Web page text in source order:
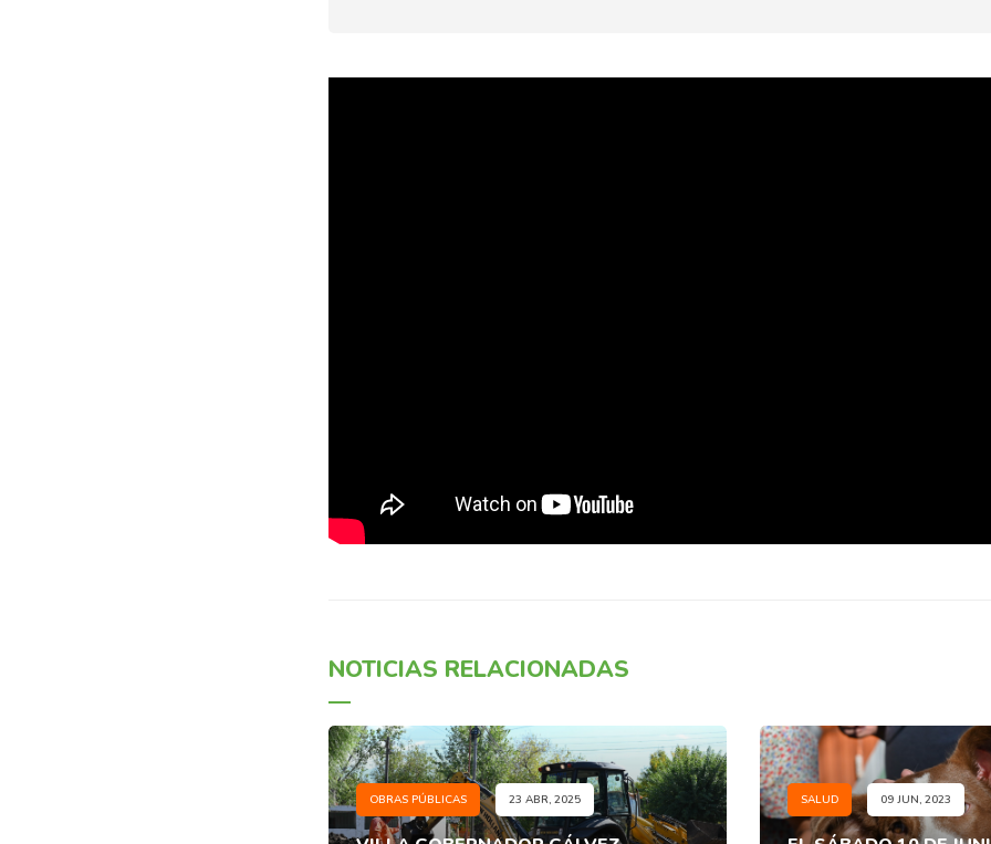
NOTICIAS RELACIONADAS
OBRAS PÚBLICAS 23 ABR, 2025 SALUD 09 JUN, 2023